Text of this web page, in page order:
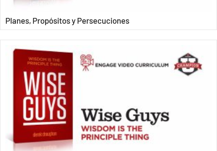
Planes, Propósitos y Persecuciones